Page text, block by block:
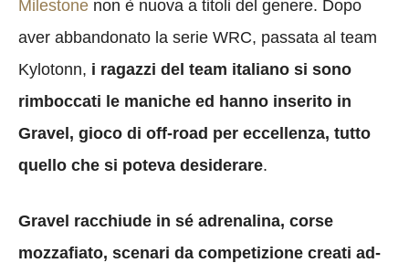
Milestone non è nuova a titoli del genere. Dopo
aver abbandonato la serie WRC, passata al team
Kylotonn, i ragazzi del team italiano si sono
rimboccati le maniche ed hanno inserito in
Gravel, gioco di off-road per eccellenza, tutto
quello che si poteva desiderare.
Gravel racchiude in sé adrenalina, corse
mozzafiato, scenari da competizione creati ad-